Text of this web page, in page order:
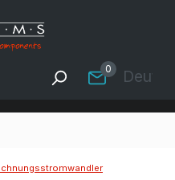
0